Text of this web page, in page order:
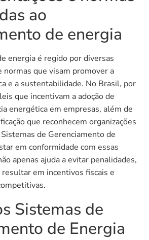
ao
de energia
energia é regido por diversas
normas que visam promover a
e a sustentabilidade. No Brasil, por
que incentivam a adoção de
energética em empresas, além de
que reconhecem organizações
de Gerenciamento de
em conformidade com essas
apenas ajuda a evitar penalidades,
em incentivos fiscais e
Sistemas de
de Energia